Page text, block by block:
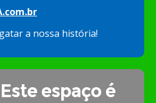
a nossa história!
espaço é